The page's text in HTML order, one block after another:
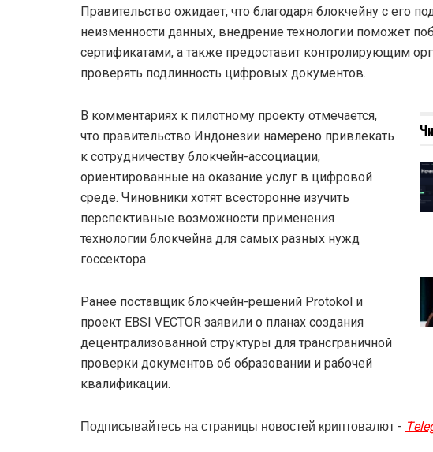
Правительство ожидает, что благодаря блокчейну с его
неизменности данных, внедрение технологии поможет
сертификатами, а также предоставит контролирующим
проверять подлинность цифровых документов.
В комментариях к пилотному проекту отмечается,
что правительство Индонезии намерено привлекать
к сотрудничеству блокчейн-ассоциации,
ориентированные на оказание услуг в цифровой
среде. Чиновники хотят всесторонне изучить
перспективные возможности применения
технологии блокчейна для самых разных нужд
госсектора.
Ранее поставщик блокчейн-решений Protokol и
проект EBSI VECTOR заявили о планах создания
децентрализованной структуры для трансграничной
проверки документов об образовании и рабочей
квалификации.
Подписывайтесь на страницы новостей криптовалют -